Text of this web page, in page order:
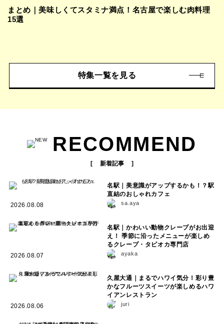
まとめ｜美味しくてスタミナ満点！名古屋で楽しむ肉料理
15選
特集一覧を見る
RECOMMEND
新着記事
2026.08.08
名駅｜美意識がアップするかも！？駅
直結のおしゃれカフェ
sa.aya
2026.08.07
名駅｜かわいい動物クレープがお出迎
え！ 季節に沿ったメニューが楽しめ
るクレープ・タピオカ専門店
ayaka
2026.08.06
久屋大通｜まるでハワイ気分！彩り豊
かなフルーツスイーツが楽しめるハワ
イアンレストラン
juri